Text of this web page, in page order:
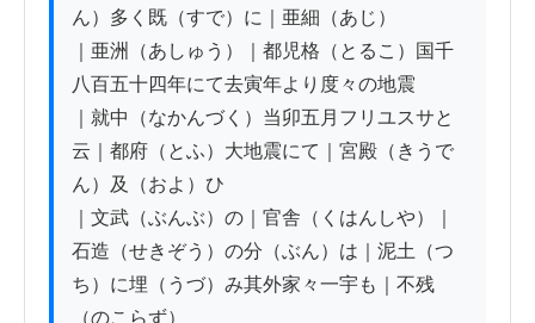
ん）多く既（すで）に｜亜細（あじ）
｜亜洲（あしゅう）｜都児格（とるこ）国千
八百五十四年にて去寅年より度々の地震
｜就中（なかんづく）当卯五月フリユスサと
云｜都府（とふ）大地震にて｜宮殿（きうで
ん）及（およ）ひ
｜文武（ぶんぶ）の｜官舎（くはんしや）｜
石造（せきぞう）の分（ぶん）は｜泥土（つ
ち）に埋（うづ）み其外家々一宇も｜不残
（のこらず）